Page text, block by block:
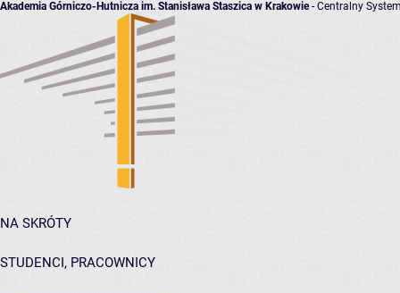
Akademia Górniczo-Hutnicza im. Stanisława Staszica w Krakowie- Centralny
NA SKRÓTY
STUDENCI, PRACOWNICY